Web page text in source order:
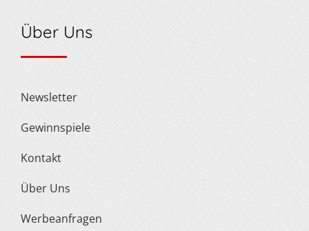
Über Uns
Newsletter
Gewinnspiele
Kontakt
Über Uns
Werbeanfragen